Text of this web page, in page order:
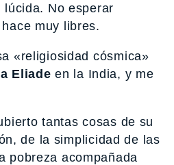
No esperar
muy libres.
«religiosidad cósmica»
Eliade en la India, y me
tantas cosas de su
de la simplicidad de las
pobreza acompañada